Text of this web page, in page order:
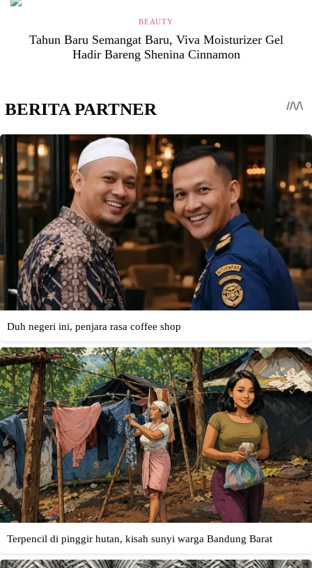
BEAUTY
Tahun Baru Semangat Baru, Viva Moisturizer Gel
Hadir Bareng Shenina Cinnamon